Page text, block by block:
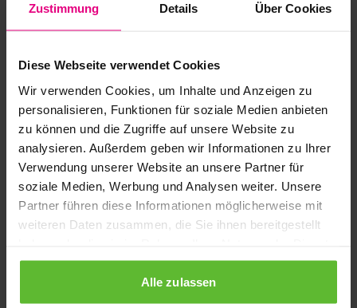
Zustimmung Details Über Cookies
Diese Webseite verwendet Cookies
Wir verwenden Cookies, um Inhalte und Anzeigen zu
personalisieren, Funktionen für soziale Medien anbieten
zu können und die Zugriffe auf unsere Website zu
analysieren. Außerdem geben wir Informationen zu Ihrer
Verwendung unserer Website an unsere Partner für
soziale Medien, Werbung und Analysen weiter. Unsere
Partner führen diese Informationen möglicherweise mit
weiteren Daten zusammen, die Sie ihnen bereitgestellt
gesammelt haben.
Alle zulassen
Application error: a client-side exception has occurred
loading www.kurzwego.de (see the browser console for more
information).